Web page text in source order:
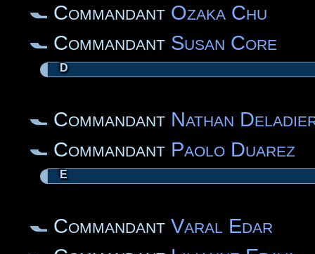
Commandant Ozaka Chu
Commandant Susan Core
D
Commandant Nathan
Commandant Paolo Duarez
E
Commandant Varal Edar